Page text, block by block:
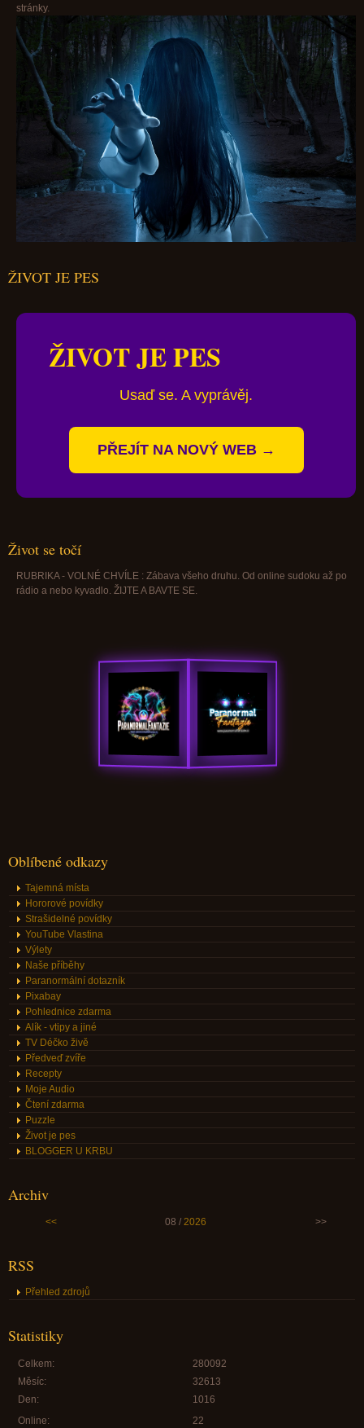
stránky.
ŽIVOT JE PES
ŽIVOT JE PES
Usaď se. A vyprávěj.
PŘEJÍT NA NOVÝ WEB →
Život se točí
RUBRIKA - VOLNÉ CHVÍLE : Zábava všeho druhu. Od online sudoku až po
rádio a nebo kyvadlo. ŽIJTE A BAVTE SE.
Oblíbené odkazy
Tajemná místa
Hororové povídky
Strašidelné povídky
YouTube Vlastina
Výlety
Naše příběhy
Paranormální dotazník
Pixabay
Pohlednice zdarma
Alík - vtipy a jiné
TV Déčko živě
Předveď zvíře
Recepty
Moje Audio
Čtení zdarma
Puzzle
Život je pes
BLOGGER U KRBU
Archiv
<< 08 / 2026 >>
RSS
Přehled zdrojů
Statistiky
Online: 22
Celkem:
280092
Měsíc:
32613
Den:
1016